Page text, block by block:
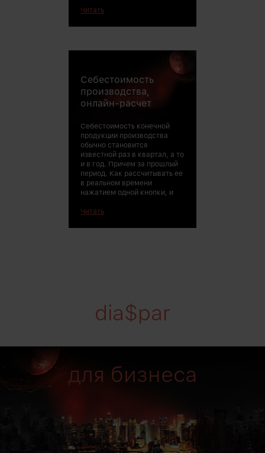
Читать
Себестоимость
производства,
онлайн-расчет
Себестоимость конечной
продукции производства
обычно становится
известной раз в квартал, а то
и в год. Причем за прошлый
период. Как рассчитывать ее
в реальном времени
нажатием одной кнопки, и
Читать
dia$par
для бизнеса